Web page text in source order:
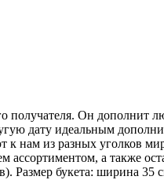
получателя. Он дополнит
дату идеальным
нам из разных уголков
а также
Размер букета: ширина 35